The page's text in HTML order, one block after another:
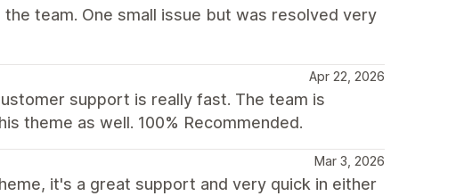
team. One small issue but was resolved very
Apr 22, 2026
support is really fast. The team is
theme as well. 100% Recommended.
Mar 3, 2026
it's a great support and very quick in either